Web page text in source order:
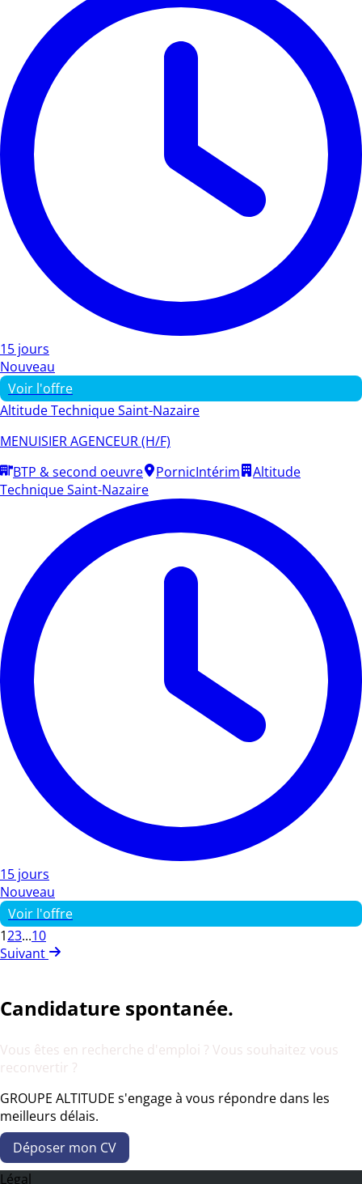
15 jours
Nouveau
Voir l'offre
Altitude Technique Saint-Nazaire
MENUISIER AGENCEUR (H/F)
BTP & second oeuvre
PornicIntérim
Altitude
Technique Saint-Nazaire
15 jours
Nouveau
Voir l'offre
123...10
Suivant
Candidature spontanée.
Vous êtes en recherche d'emploi ? Vous souhaitez vous
reconvertir ?
GROUPE ALTITUDE s'engage à vous répondre dans les
meilleurs délais.
Déposer mon CV
Légal